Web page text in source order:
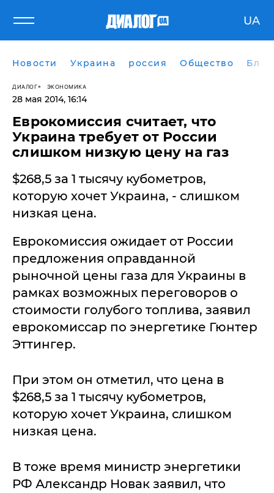
UA
Новости Украина россия Общество
ДИАЛОГ ЭКОНОМИКА
28 мая 2014, 16:14
​Еврокомиссия считает, что
Украина требует от России
слишком низкую цену на газ
$268,5 за 1 тысячу кубометров,
которую хочет Украина, - слишком
низкая цена.
Еврокомиссия ожидает от России
предложения оправданной
рыночной цены газа для Украины в
рамках возможных переговоров о
стоимости голубого топлива, заявил
еврокомиссар по энергетике Гюнтер
Эттингер.
При этом он отметил, что цена в
$268,5 за 1 тысячу кубометров,
которую хочет Украина, слишком
низкая цена.
В тоже время министр энергетики
РФ Александр Новак заявил, что